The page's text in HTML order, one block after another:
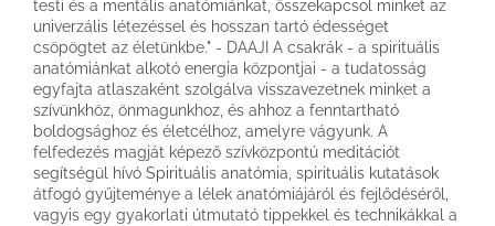
testi és a mentális anatómiánkat, összekapcsol minket az
univerzális létezéssel és hosszan tartó édességet
csöpögtet az életünkbe." - DAAJI A csakrák - a spirituális
anatómiánkat alkotó energia központjai - a tudatosság
egyfajta atlaszaként szolgálva visszavezetnek minket a
szívünkhöz, önmagunkhoz, és ahhoz a fenntartható
boldogsághoz és életcélhoz, amelyre vágyunk. A
felfedezés magját képező szívközpontú meditációt
segítségül hívó Spirituális anatómia, spirituális kutatások
átfogó gyűjteménye a lélek anatómiájáról és fejlődéséről,
vagyis egy gyakorlati útmutató tippekkel és technikákkal a